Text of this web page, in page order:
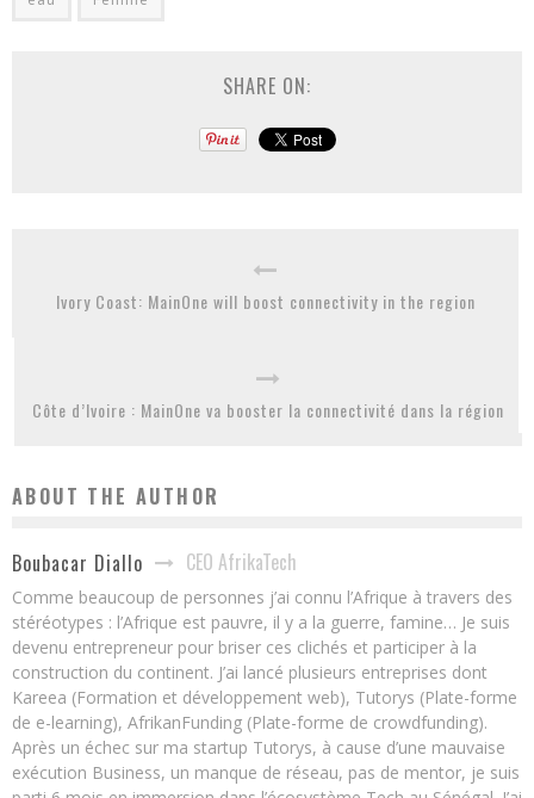
SHARE ON:
Ivory Coast: MainOne will boost connectivity in the region
Côte d’Ivoire : MainOne va booster la connectivité dans la région
ABOUT THE AUTHOR
Boubacar Diallo CEO AfrikaTech
Comme beaucoup de personnes j’ai connu l’Afrique à travers des
stéréotypes : l’Afrique est pauvre, il y a la guerre, famine… Je suis
devenu entrepreneur pour briser ces clichés et participer à la
construction du continent. J’ai lancé plusieurs entreprises dont
Kareea (Formation et développement web), Tutorys (Plate-forme
de e-learning), AfrikanFunding (Plate-forme de crowdfunding).
Après un échec sur ma startup Tutorys, à cause d’une mauvaise
exécution Business, un manque de réseau, pas de mentor, je suis